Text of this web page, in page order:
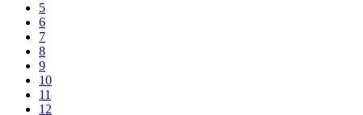
5
6
7
8
9
10
11
12